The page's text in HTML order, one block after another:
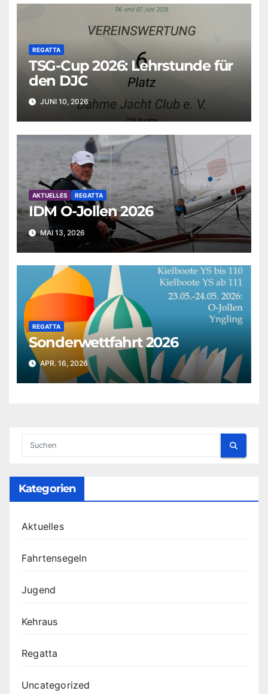
REGATTA
TSG-Cup 2026: Lehrstunde für
den DJC
JUNI 10, 2026
AKTUELLES REGATTA
IDM O-Jollen 2026
MAI 13, 2026
REGATTA
Sonderwettfahrt 2026
APR. 16, 2026
Kategorien
Aktuelles
Fahrtensegeln
Jugend
Kehraus
Regatta
Uncategorized